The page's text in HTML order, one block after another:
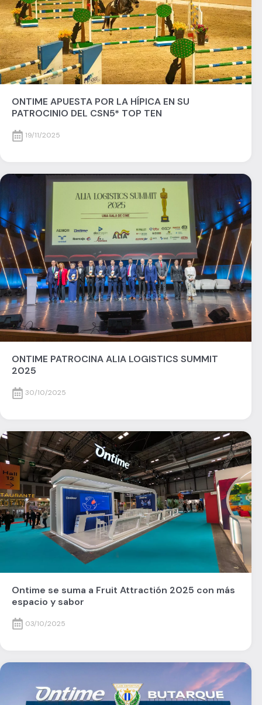
ONTIME APUESTA POR LA HÍPICA EN SU
PATROCINIO DEL CSN5* TOP TEN
19/11/2025
ONTIME PATROCINA ALIA LOGISTICS SUMMIT
2025
30/10/2025
Ontime se suma a Fruit Attractión 2025 con más
espacio y sabor
03/10/2025